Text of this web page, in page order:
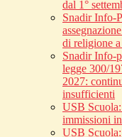
dal 1°
Snadir Info-
di religione
Snadir Info-
legge 300/
2027:
insufficienti
USB
immissioni
USB